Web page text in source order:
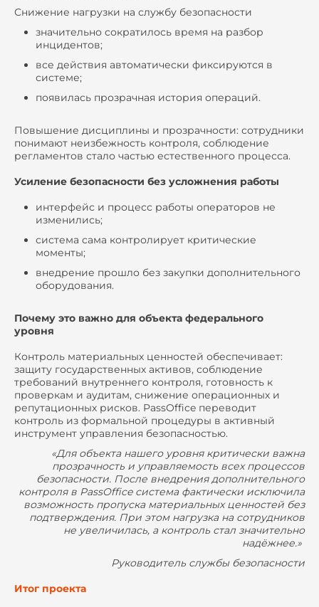
Снижение нагрузки на службу безопасности
значительно сократилось время на разбор
инцидентов;
все действия автоматически фиксируются в
системе;
появилась прозрачная история операций.
Повышение дисциплины и прозрачности: сотрудники
понимают неизбежность контроля, соблюдение
регламентов стало частью естественного процесса.
Усиление безопасности без усложнения работы
интерфейс и процесс работы операторов не
изменились;
система сама контролирует критические
моменты;
внедрение прошло без закупки дополнительного
оборудования.
Почему это важно для объекта федерального
уровня
Контроль материальных ценностей обеспечивает:
защиту государственных активов, соблюдение
требований внутреннего контроля, готовность к
проверкам и аудитам, снижение операционных и
репутационных рисков. PassOffice переводит
контроль из формальной процедуры в активный
инструмент управления безопасностью.
«Для объекта нашего уровня критически важна
прозрачность и управляемость всех процессов
безопасности. После внедрения дополнительного
контроля в PassOffice система фактически исключила
возможность пропуска материальных ценностей без
подтверждения. При этом нагрузка на сотрудников
не увеличилась, а контроль стал значительно
надёжнее.»
Руководитель службы безопасности
Итог проекта